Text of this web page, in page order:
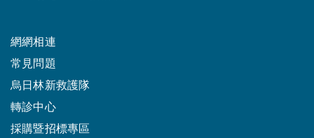
網網相連
常見問題
烏日林新救護隊
轉診中心
採購暨招標專區